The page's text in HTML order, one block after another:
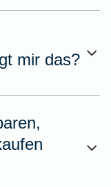
mir das?